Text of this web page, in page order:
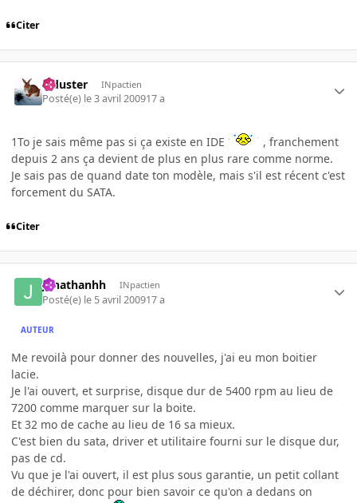
Citer
Tiduster INpactien
Posté(e) le 3 avril 200917 a
1To je sais même pas si ça existe en IDE
, franchement
depuis 2 ans ça devient de plus en plus rare comme norme.
Je sais pas de quand date ton modèle, mais s'il est récent c'est
forcement du SATA.
Citer
jonathanhh INpactien
Posté(e) le 5 avril 200917 a
AUTEUR
Me revoilà pour donner des nouvelles, j'ai eu mon boitier
lacie.
Je l'ai ouvert, et surprise, disque dur de 5400 rpm au lieu de
7200 comme marquer sur la boite.
Et 32 mo de cache au lieu de 16 sa mieux.
C'est bien du sata, driver et utilitaire fourni sur le disque dur,
pas de cd.
Vu que je l'ai ouvert, il est plus sous garantie, un petit collant
de déchirer, donc pour bien savoir ce qu'on a dedans on